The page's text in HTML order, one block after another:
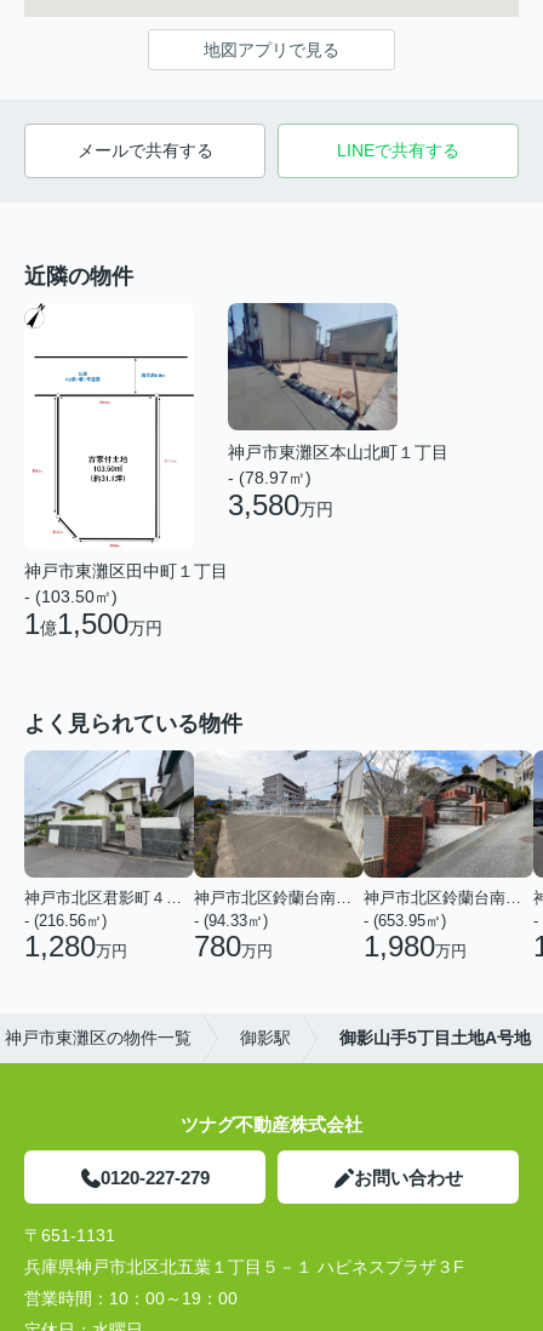
地図アプリで見る
メールで共有する LINEで共有する
近隣の物件
神戸市東灘区田中町１丁目
- (103.50㎡)
1億1,500万円
神戸市東灘区本山北町１丁目
- (78.97㎡)
3,580万円
よく見られている物件
- (216.56㎡)
1,280万円
- (94.33㎡)
780万円
- (653.95㎡)
1,980万円
-
神戸市東灘区の物件一覧 御影駅 御影山手5丁目土地A号地
ツナグ不動産株式会社
0120-227-279 お問い合わせ
〒651-1131
兵庫県神戸市北区北五葉１丁目５－１ ハピネスプラザ３F
営業時間： 10：00～19：00